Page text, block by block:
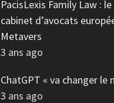
PacisLexis Family Law :
cabinet d’avocats
Metavers
3 ans ago
ChatGPT « va changer
3 ans ago